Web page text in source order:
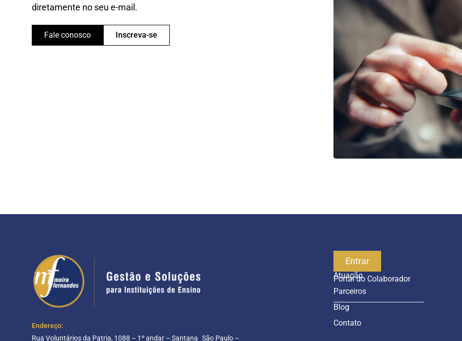
diretamente no seu e-mail.
Fale conosco Inscreva-se
Endereço:
Rua Voluntários da Patria, 1088 – 1º andar – Santana São Paulo –
Empresa
Atuação
Parceiros
Blog
Contato
Portal do Colaborador
Entrar